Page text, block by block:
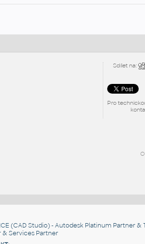
Sdílet na:
Pro
(CAD Studio) - Autodesk Platinum Partner &
& Services Partner